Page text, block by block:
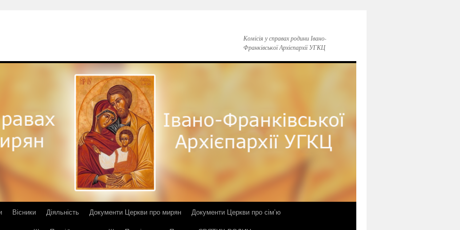
Комісія у справах родини Івано-
Франківської Архієпархії УГКЦ
Вісники Діяльність Документи Церкви про мирян
Документи Церкви про сім’ю